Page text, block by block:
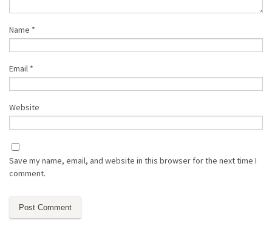
Name *
Email *
Website
Save my name, email, and website in this browser for the next time I
comment.